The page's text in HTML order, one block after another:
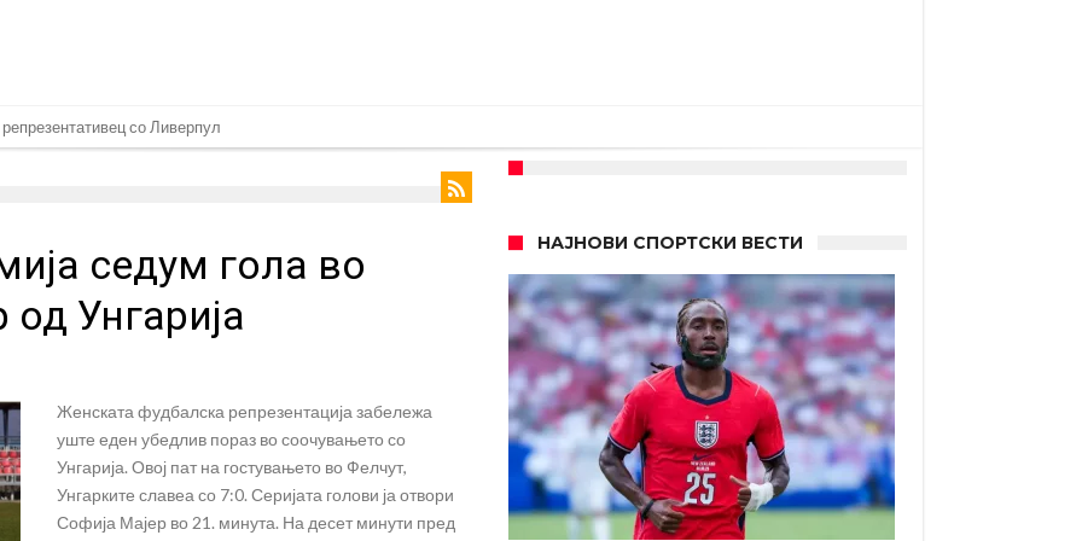
со Ливерпул
Манчестер доаѓа во Јувентус!
на Реал: Протекоа детали од разговорот што го потресе Мадрид!
сака да се засили од Реал Мадрид!
прогноза: “Тие ќе ја освојат Премиер лигата, а причината е едноставна”
во Барселона, Реал Мадрид е информиран
во Реал Мадрид до 2032 година
Формула 1: Не можеме да одиме толку далеку!
на Ливерпул за трансферот ан Бредли Баркола?
седум гола во
Унгарија
Женската фудбалска репрезентација забележа
уште еден убедлив пораз во соочувањето со
Унгарија. Овој пат на гостувањето во Фелчут,
Унгарките славеа со 7:0. Серијата голови ја отвори
Софија Мајер во 21. минута. На десет минути пред
НАЈНОВИ СПОРТСКИ ВЕСТИ